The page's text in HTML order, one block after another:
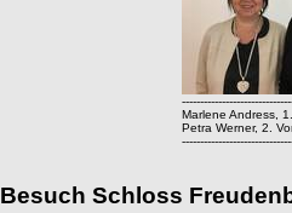
Marlene Andress,
Petra Werner, 2.
Besuch Schloss